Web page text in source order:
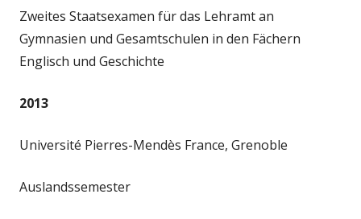
Zweites Staatsexamen für das Lehramt an
Gymnasien und Gesamtschulen in den Fächern
Englisch und Geschichte
2013
Université Pierres-Mendès France, Grenoble
Auslandssemester